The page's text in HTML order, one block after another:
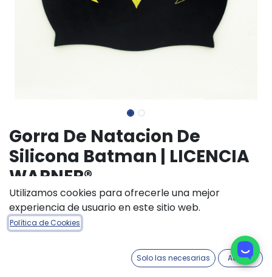
Gorra De Natacion De
Silicona Batman | LICENCIA
WARNER®
(0 reseña)
$5.200,00
Utilizamos cookies para ofrecerle una mejor
experiencia de usuario en este sitio web.
Política de Cookies
Solo las necesarias Acepto